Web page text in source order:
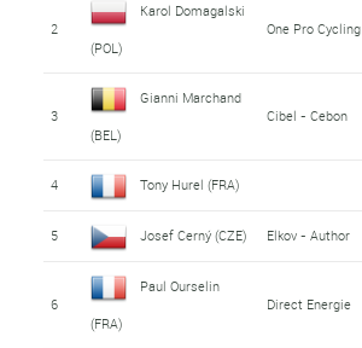
2
Karol Domagalski
(POL)
One Pro Cycling
3
Gianni Marchand
(BEL)
Cibel - Cebon
4 Tony Hurel (FRA)
5 Josef Cerný (CZE) Elkov - Author
6
Paul Ourselin
(FRA)
Direct Energie